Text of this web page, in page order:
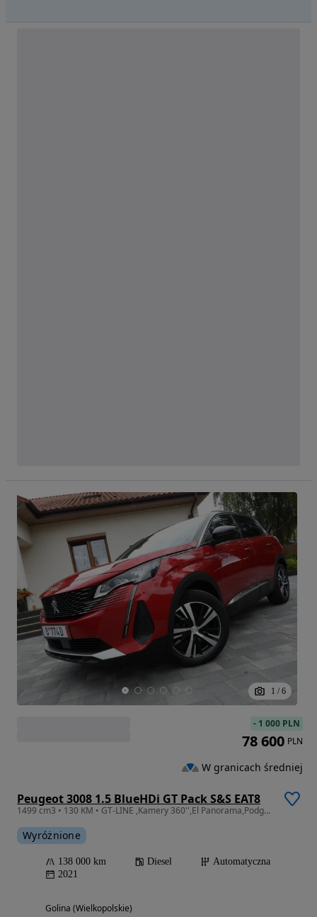
1 / 6
Peugeot 3008 1.5 BlueHDi GT Pack S&S EAT8
1499 cm3 • 130 KM • GT-LINE ,Kamery 360'',El Panorama,Podgrz.Fotele ,Ambiente ,SUPER !!!
Wyróżnione
138 000 km Diesel
Automatyczna
2021
Golina (Wielkopolskie)
- 1 000 PLN
78 600 PLN
W granicach średniej